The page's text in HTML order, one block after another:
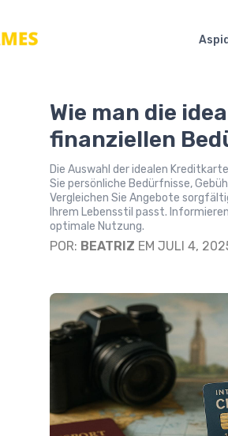
Wie man die
finanziellen
Die Auswahl der idealen
Sie persönliche Bedürfnisse,
Vergleichen Sie Angebote
Ihrem Lebensstil passt.
optimale Nutzung.
POR: BEATRIZ EM JULI 4,